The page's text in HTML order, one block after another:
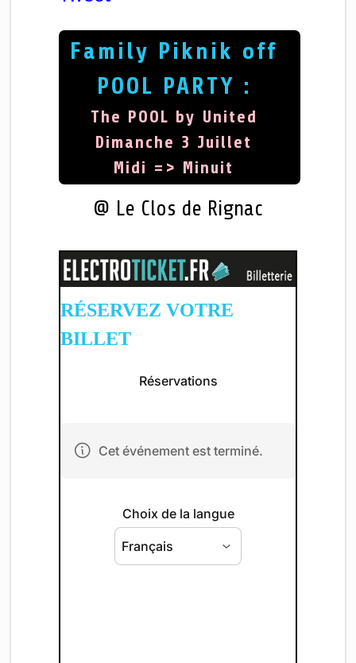
Family Piknik off
POOL PARTY :
The POOL by United
Dimanche 3 Juillet
Midi => Minuit
@ Le Clos de Rignac
RÉSERVEZ VOTRE
BILLET